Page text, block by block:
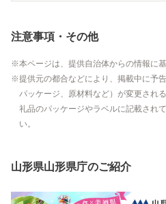
注意事項・その他
本ページは、提供自治体からの情報に
提供元の都合などにより、掲載中に予
パッケージ、原材料など）が変更され
礼品のパッケージやラベルに記載され
い。
山形県山形県庁のご紹介